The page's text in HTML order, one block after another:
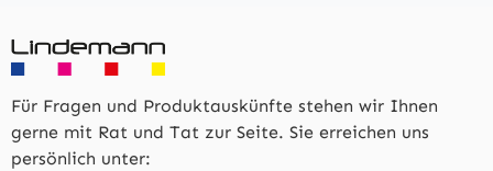
Für Fragen und Produktauskünfte stehen wir Ihnen
gerne mit Rat und Tat zur Seite. Sie erreichen uns
persönlich unter: